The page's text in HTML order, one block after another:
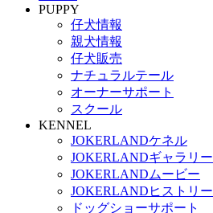
PUPPY
仔犬情報
親犬情報
仔犬販売
ナチュラルテール
オーナーサポート
スクール
KENNEL
JOKERLANDケネル
JOKERLANDギャラリー
JOKERLANDムービー
JOKERLANDヒストリー
ドッグショーサポート